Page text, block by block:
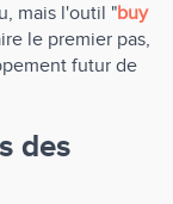
mais l'outil "buy
le premier pas,
futur de
des